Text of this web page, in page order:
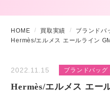
HOME 買取実績
ブランドバ
Hermès/エルメス エールライン GM
2022.11.15 ブランドバッグ
Hermès/エルメス エー